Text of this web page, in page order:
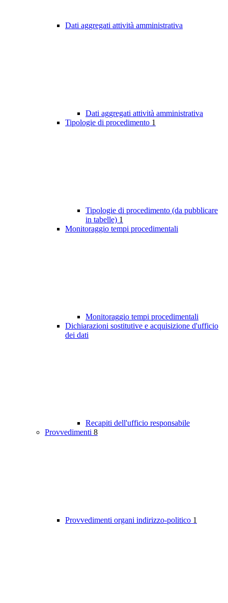
Dati aggregati attività amministrativa
Dati aggregati attività amministrativa
Tipologie di procedimento 1
Tipologie di procedimento (da pubblicare
in tabelle) 1
Monitoraggio tempi procedimentali
Monitoraggio tempi procedimentali
Dichiarazioni sostitutive e acquisizione d'ufficio
dei dati
Recapiti dell'ufficio responsabile
Provvedimenti 8
Provvedimenti organi indirizzo-politico 1